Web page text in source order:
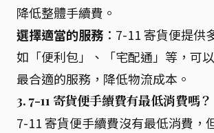
降低整體手續費。
選擇適當的服務 ：7-11 寄貨便提供
如「便利包」、「宅配通」等，可
最合適的服務，降低物流成本。
3. 7-11 寄貨便手續費有最低消費嗎？
7-11 寄貨便手續費沒有最低消費，